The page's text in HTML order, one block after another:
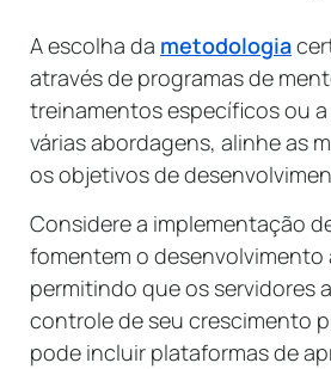
A escolha da metodologia
através de programas de
treinamentos específicos ou
várias abordagens, alinhe as
os objetivos de
Considere a implementação
fomentem o desenvolvimento
permitindo que os servidores
controle de seu crescimento
pode incluir plataformas de